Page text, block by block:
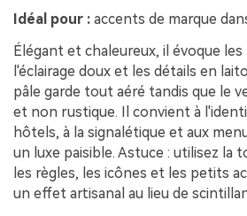
Idéal pour : accents de marque
Élégant et chaleureux, il évoque
l'éclairage doux et les détails en
pâle garde tout aéré tandis que le
et non rustique. Il convient à
hôtels, à la signalétique et aux
un luxe paisible. Astuce : utilisez la
les règles, les icônes et les petits
un effet artisanal au lieu de